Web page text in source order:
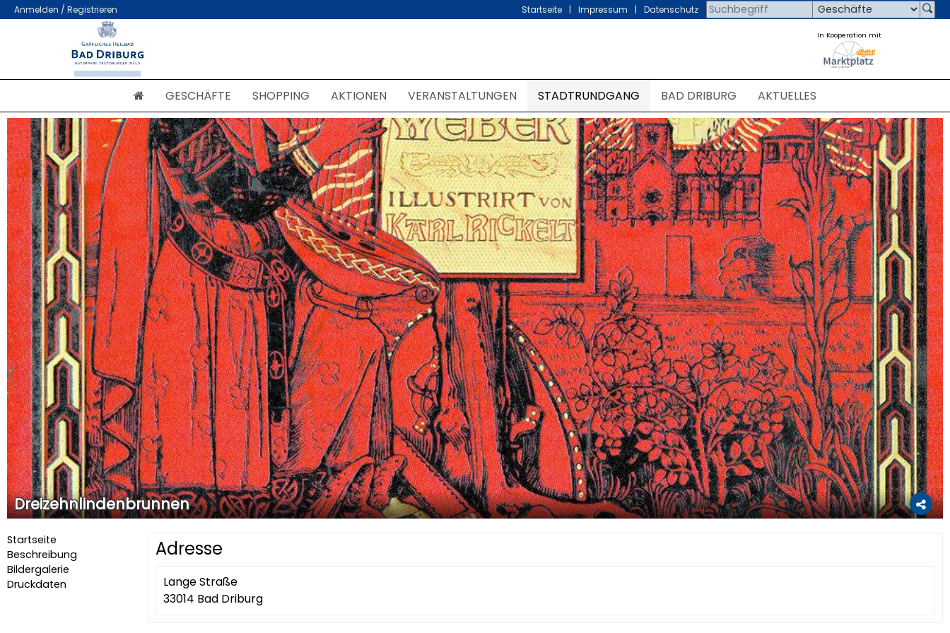
Anmelden / Registrieren Startseite Impressum Datenschutz
In Kooperation mit
GESCHÄFTE SHOPPING AKTIONEN VERANSTALTUNGEN STADTRUNDGANG BAD DRIBURG AKTUELLES
Dreizehnlindenbrunnen
Startseite
Beschreibung
Bildergalerie
Druckdaten
Adresse
Lange Straße
33014 Bad Driburg